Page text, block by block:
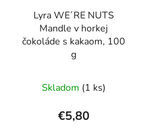
Lyra WE´RE NUTS
Mandle v horkej
čokoláde s kakaom, 100
g
Skladom (1 ks)
€5,80